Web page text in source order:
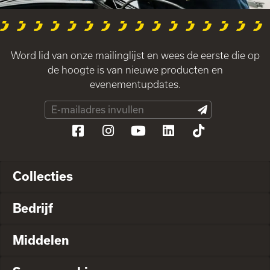
Word lid van onze mailinglijst en wees de eerste die op
de hoogte is van nieuwe producten en
evenementupdates.
Collecties
Bedrijf
Middelen